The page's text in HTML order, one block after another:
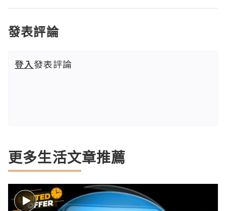
發表評論
登入發表評論
更多生活文章推薦